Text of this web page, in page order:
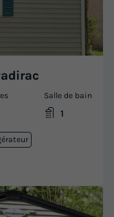
Salle de bain
1